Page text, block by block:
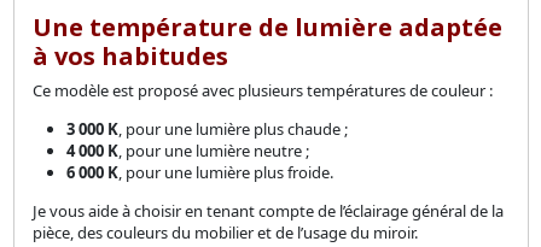
Une température de lumière adaptée
à vos habitudes
Ce modèle est proposé avec plusieurs températures de couleur :
3 000 K, pour une lumière plus chaude ;
4 000 K, pour une lumière neutre ;
6 000 K, pour une lumière plus froide.
Je vous aide à choisir en tenant compte de l’éclairage général de la
pièce, des couleurs du mobilier et de l’usage du miroir.